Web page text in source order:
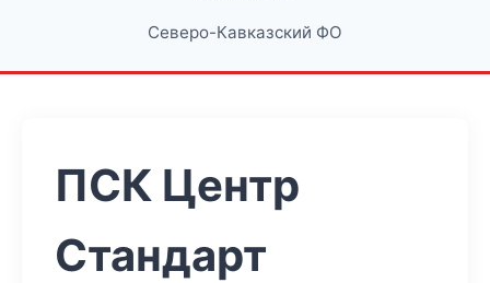
Северо-Кавказский ФО
ПСК Центр
Стандарт